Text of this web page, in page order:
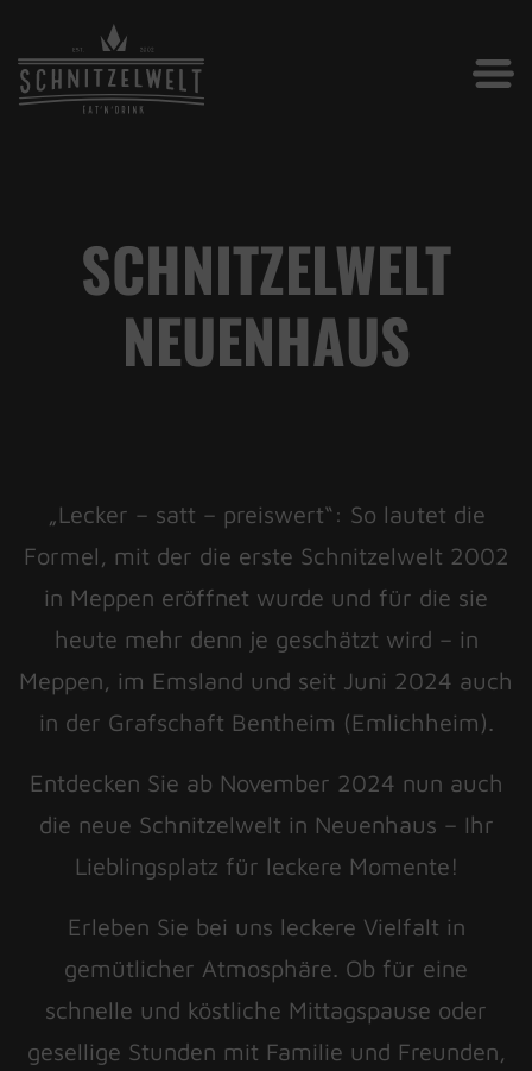
SCHNITZELWELT
NEUENHAUS
„Lecker – satt – preiswert“: So lautet die
Formel, mit der die erste Schnitzelwelt 2002
in Meppen eröffnet wurde und für die sie
heute mehr denn je geschätzt wird – in
Meppen, im Emsland und seit Juni 2024 auch
in der Grafschaft Bentheim (Emlichheim).
Entdecken Sie ab November 2024 nun auch
die neue Schnitzelwelt in Neuenhaus – Ihr
Lieblingsplatz für leckere Momente!
Erleben Sie bei uns leckere Vielfalt in
gemütlicher Atmosphäre. Ob für eine
schnelle und köstliche Mittagspause oder
gesellige Stunden mit Familie und Freunden,